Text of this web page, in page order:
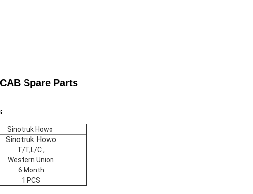
Spare Parts
Sinotruk Howo
Sinotruk Howo
T/T,L/C ,
Western Union
6 Month
1 PCS